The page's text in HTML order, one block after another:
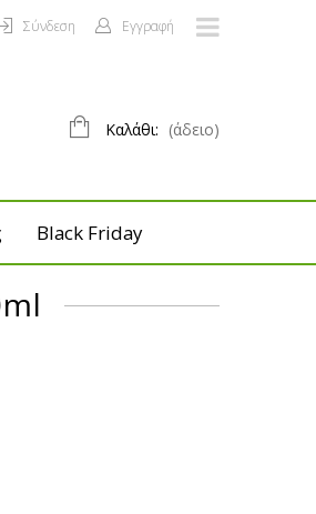
Σύνδεση Εγγραφή
Καλάθι: (άδειο)
Black Friday